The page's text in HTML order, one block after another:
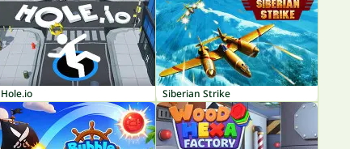
Hole.io Siberian Strike